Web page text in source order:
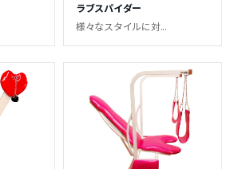
ラブスパイダー
様々なスタイルに対...